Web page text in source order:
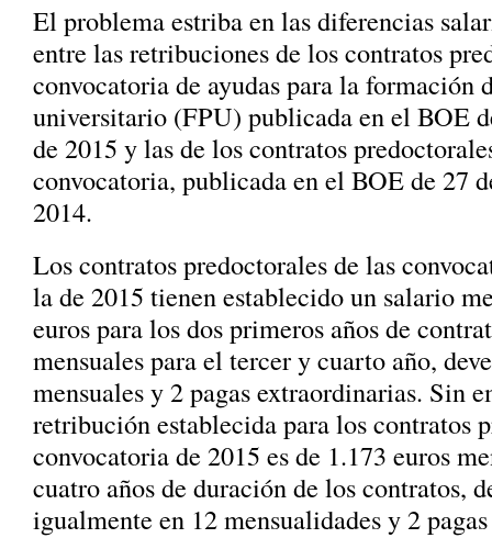
El problema estriba en las diferencias
entre las retribuciones de los contratos
convocatoria de ayudas para la formación
universitario (FPU) publicada en el BOE
de 2015 y las de los contratos
convocatoria, publicada en el BOE de 27
2014.
Los contratos predoctorales de las
la de 2015 tienen establecido un salario
euros para los dos primeros años de
mensuales para el tercer y cuarto año,
mensuales y 2 pagas extraordinarias. Sin
retribución establecida para los contratos
convocatoria de 2015 es de 1.173 euros
cuatro años de duración de los contratos,
igualmente en 12 mensualidades y 2